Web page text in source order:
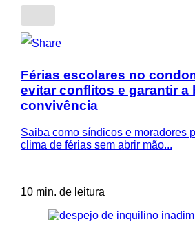
Férias escolares no
evitar conflitos e garantir a
convivência
Saiba como síndicos e moradores
clima de férias sem abrir mão...
10 min. de leitura